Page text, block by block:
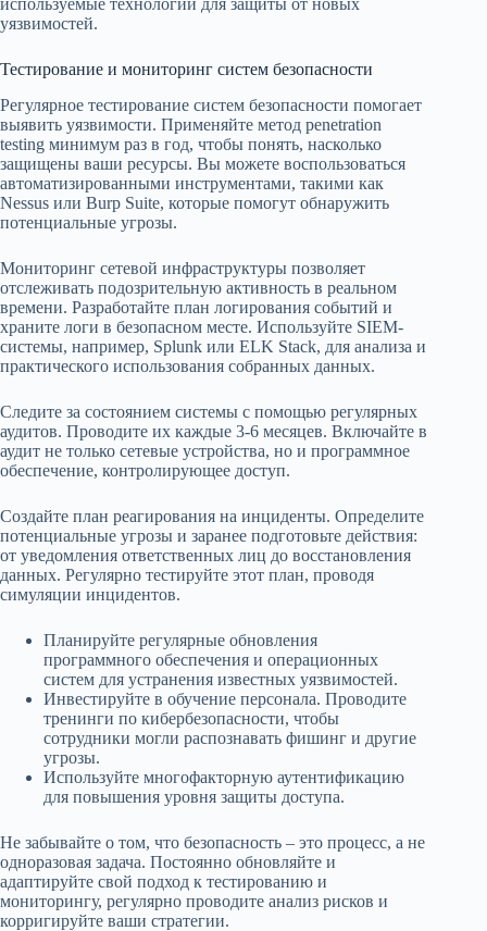
используемые технологии для защиты от новых
уязвимостей.
Тестирование и мониторинг систем безопасности
Регулярное тестирование систем безопасности помогает
выявить уязвимости. Применяйте метод penetration
testing минимум раз в год, чтобы понять, насколько
защищены ваши ресурсы. Вы можете воспользоваться
автоматизированными инструментами, такими как
Nessus или Burp Suite, которые помогут обнаружить
потенциальные угрозы.
Мониторинг сетевой инфраструктуры позволяет
отслеживать подозрительную активность в реальном
времени. Разработайте план логирования событий и
храните логи в безопасном месте. Используйте SIEM-
системы, например, Splunk или ELK Stack, для анализа и
практического использования собранных данных.
Следите за состоянием системы с помощью регулярных
аудитов. Проводите их каждые 3-6 месяцев. Включайте в
аудит не только сетевые устройства, но и программное
обеспечение, контролирующее доступ.
Создайте план реагирования на инциденты. Определите
потенциальные угрозы и заранее подготовьте действия:
от уведомления ответственных лиц до восстановления
данных. Регулярно тестируйте этот план, проводя
симуляции инцидентов.
Планируйте регулярные обновления
программного обеспечения и операционных
систем для устранения известных уязвимостей.
Инвестируйте в обучение персонала. Проводите
тренинги по кибербезопасности, чтобы
сотрудники могли распознавать фишинг и другие
угрозы.
Используйте многофакторную аутентификацию
для повышения уровня защиты доступа.
Не забывайте о том, что безопасность – это процесс, а не
одноразовая задача. Постоянно обновляйте и
адаптируйте свой подход к тестированию и
мониторингу, регулярно проводите анализ рисков и
корригируйте ваши стратегии.